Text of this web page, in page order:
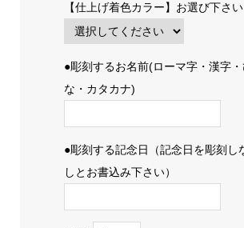
【仕上げ着色カラー】お選び下さい
●彫刻するお名前(ローマ字・漢字
な・カタカナ)
●彫刻する記念日（記念日を彫刻し
しとお書込み下さい）